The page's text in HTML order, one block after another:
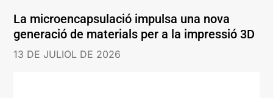
La microencapsulació impulsa una nova
generació de materials per a la impressió 3D
13 DE JULIOL DE 2026